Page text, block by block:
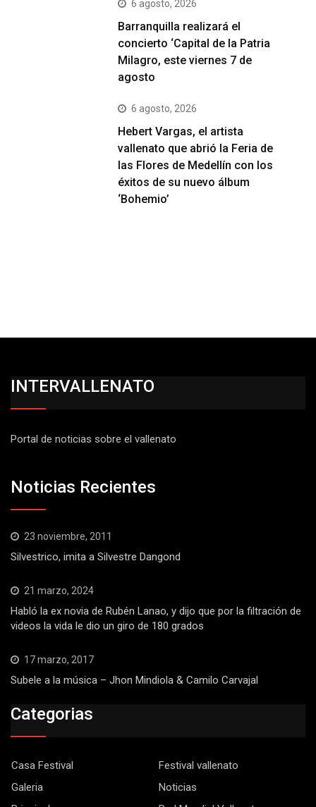
6 agosto, 2026
Barranquilla realizará el
concierto ‘Capital de la Patria
Milagro, este viernes 7 de
agosto
6 agosto, 2026
Hebert Vargas, el artista
vallenato que abrió la Feria de
las Flores de Medellín con los
éxitos de su nuevo álbum
‘Bohemio’
INTERVALLENATO
Portal de noticias sobre el vallenato
Noticias Recientes
23 noviembre, 2011
Silvestrico, imita a Silvestre Dangond
21 marzo, 2024
Habló la ex novia de Rubén Lanao, y dijo que por la filtración de
videos la vida le dio un giro de 180 grados
17 marzo, 2017
Subele a la música – Jhon Mindiola & Camilo Carvajal
Categorias
Casa Festival
Festival vallenato
Galeria
Noticias